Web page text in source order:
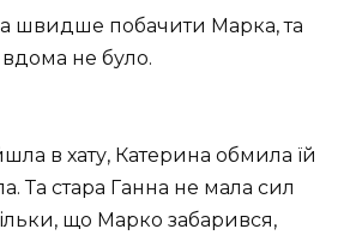
швидше побачити Марка, та
не було.
в хату, Катерина обмила їй
Та стара Ганна не мала сил
що Марко забарився,